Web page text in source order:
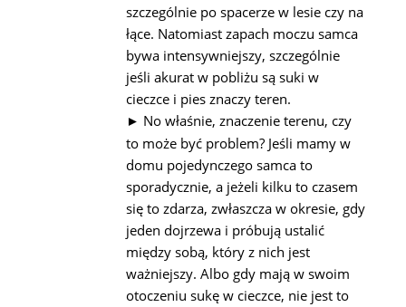
szczególnie po spacerze w lesie czy na
łące. Natomiast zapach moczu samca
bywa intensywniejszy, szczególnie
jeśli akurat w pobliżu są suki w
cieczce i pies znaczy teren.
► No właśnie, znaczenie terenu, czy
to może być problem? Jeśli mamy w
domu pojedynczego samca to
sporadycznie, a jeżeli kilku to czasem
się to zdarza, zwłaszcza w okresie, gdy
jeden dojrzewa i próbują ustalić
między sobą, który z nich jest
ważniejszy. Albo gdy mają w swoim
otoczeniu sukę w cieczce, nie jest to